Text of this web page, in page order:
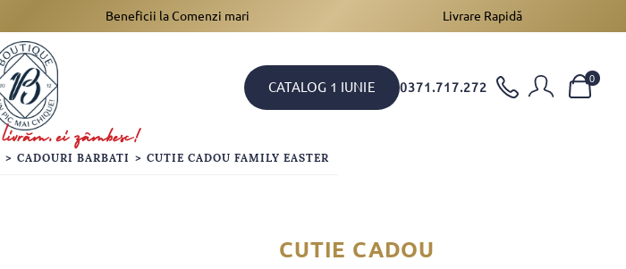
Beneficii la Comenzi mari Livrare Rapidă
CATALOG 1 IUNIE 0371.717.272
0
> CADOURI BARBATI > CUTIE CADOU FAMILY EASTER
CUTIE CADOU